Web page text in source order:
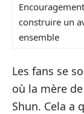
construire un
ensemble
Les fans se
où la mère
Shun. Cela a